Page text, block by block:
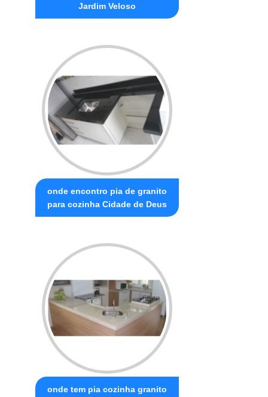
Jardim Veloso
onde encontro pia de granito
para cozinha Cidade de Deus
onde tem pia cozinha granito